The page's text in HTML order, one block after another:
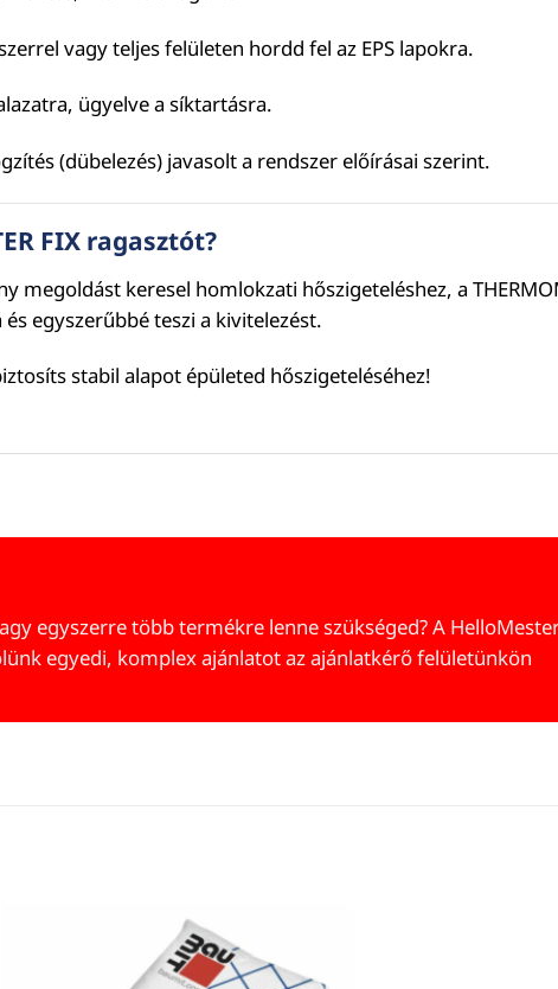
vagy teljes felületen hordd fel az EPS lapokra.
ügyelve a síktartásra.
(dübelezés) javasolt a rendszer előírásai szerint.
FIX ragasztót?
megoldást keresel homlokzati hőszigeteléshez, a
egyszerűbbé teszi a kivitelezést.
stabil alapot épületed hőszigeteléséhez!
egyszerre több termékre lenne szükséged? A
egyedi, komplex ajánlatot az ajánlatkérő felületünkön